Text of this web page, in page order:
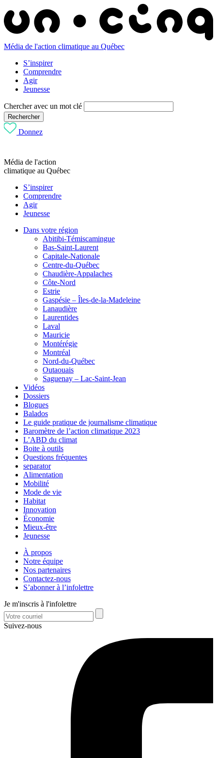
Média de l'action climatique au Québec
S’inspirer
Comprendre
Agir
Jeunesse
Chercher avec un mot clé
Rechercher
Donnez
Média de l'action
climatique au Québec
S’inspirer
Comprendre
Agir
Jeunesse
Dans votre région
Abitibi-Témiscamingue
Bas-Saint-Laurent
Capitale-Nationale
Centre-du-Québec
Chaudière-Appalaches
Côte-Nord
Estrie
Gaspésie – Îles-de-la-Madeleine
Lanaudière
Laurentides
Laval
Mauricie
Montérégie
Montréal
Nord-du-Québec
Outaouais
Saguenay – Lac-Saint-Jean
Vidéos
Dossiers
Blogues
Balados
Le guide pratique de journalisme climatique
Baromètre de l’action climatique 2023
L’ABD du climat
Boite à outils
Questions fréquentes
separator
Alimentation
Mobilité
Mode de vie
Habitat
Innovation
Économie
Mieux-être
Jeunesse
À propos
Notre équipe
Nos partenaires
Contactez-nous
S’abonner à l’infolettre
Je m'inscris à l'infolettre
Suivez-nous